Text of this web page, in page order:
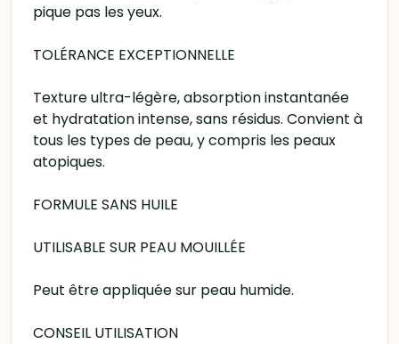
pique pas les yeux.
TOLÉRANCE EXCEPTIONNELLE
Texture ultra-légère, absorption instantanée
et hydratation intense, sans résidus. Convient à
tous les types de peau, y compris les peaux
atopiques.
FORMULE SANS HUILE
UTILISABLE SUR PEAU MOUILLÉE
Peut être appliquée sur peau humide.
CONSEIL UTILISATION